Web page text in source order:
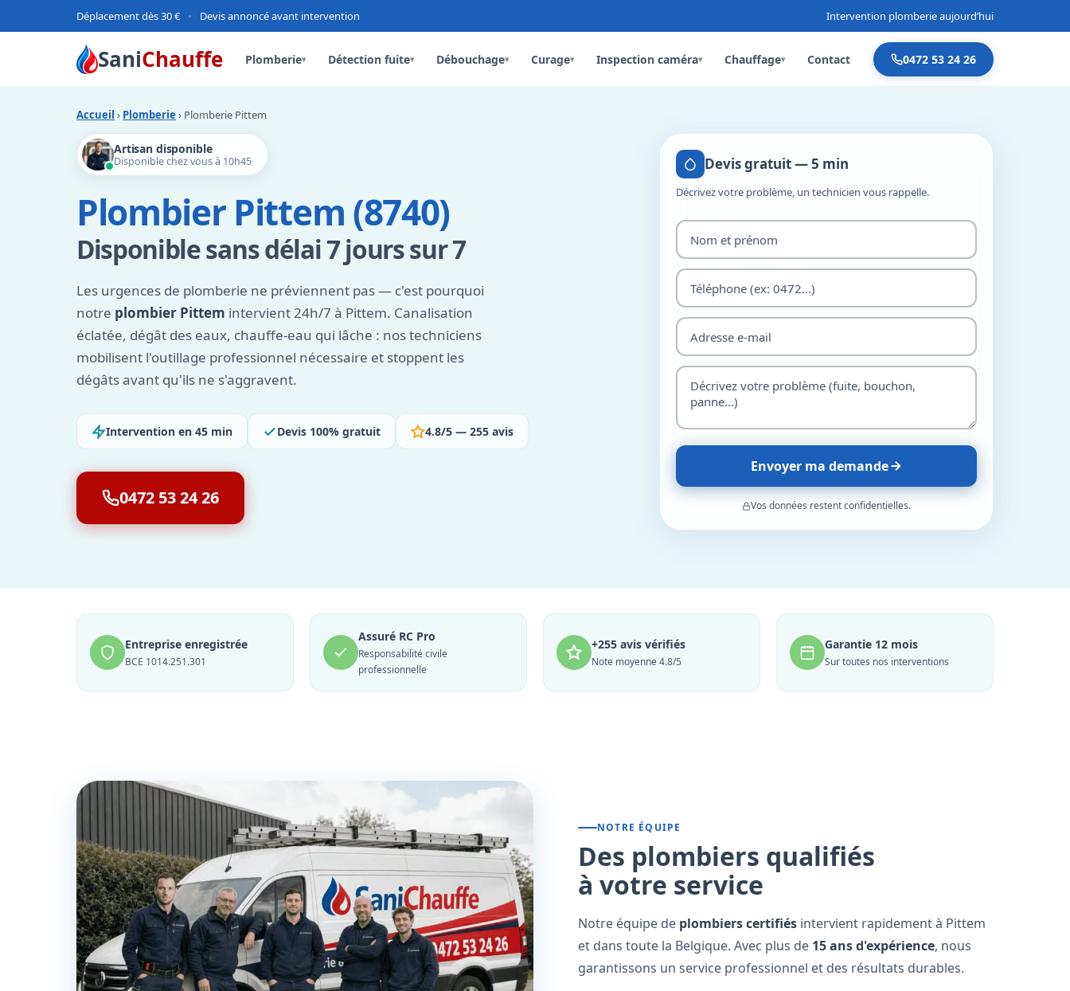
Déplacement dès 30 € • Devis annoncé avant intervention Intervention plomberie aujourd’hui
SaniChauffe Plomberie▾ Détection fuite▾ Débouchage▾ Curage▾ Inspection caméra▾ Chauffage▾ Contact 0472 53 24 26
Accueil › Plomberie › Plomberie Pittem
Artisan disponible
Disponible chez vous à 10h45
Plombier Pittem (8740)
Disponible sans délai 7 jours sur 7
Les urgences de plomberie ne préviennent pas — c'est pourquoi
notre plombier Pittem intervient 24h/7 à Pittem. Canalisation
éclatée, dégât des eaux, chauffe-eau qui lâche : nos techniciens
mobilisent l'outillage professionnel nécessaire et stoppent les
dégâts avant qu'ils ne s'aggravent.
Intervention en 45 min Devis 100% gratuit 4.8/5 — 255 avis
0472 53 24 26
Devis gratuit — 5 min
Décrivez votre problème, un technicien vous rappelle.
Envoyer ma demande
Vos données restent confidentielles.
Entreprise enregistrée
BCE 1014.251.301
Assuré RC Pro
Responsabilité civile
professionnelle
+255 avis vérifiés
Note moyenne 4.8/5
Garantie 12 mois
Sur toutes nos interventions
NOTRE ÉQUIPE
Des plombiers qualifiés
à votre service
Notre équipe de plombiers certifiés intervient rapidement à Pittem
et dans toute la Belgique. Avec plus de 15 ans d'expérience, nous
garantissons un service professionnel et des résultats durables.